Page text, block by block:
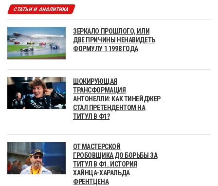
СТАТЬИ И АНАЛИТИКА
ЗЕРКАЛО ПРОШЛОГО, ИЛИ
ДВЕ ПРИЧИНЫ НЕНАВИДЕТЬ
ФОРМУЛУ 1 1998 ГОДА
ШОКИРУЮЩАЯ
ТРАНСФОРМАЦИЯ
АНТОНЕЛЛИ: КАК ТИНЕЙДЖЕР
СТАЛ ПРЕТЕНДЕНТОМ НА
ТИТУЛ В Ф1?
ОТ МАСТЕРСКОЙ
ГРОБОВЩИКА ДО БОРЬБЫ ЗА
ТИТУЛ В Ф1. ИСТОРИЯ
ХАЙНЦА-ХАРАЛЬДА
ФРЕНТЦЕНА